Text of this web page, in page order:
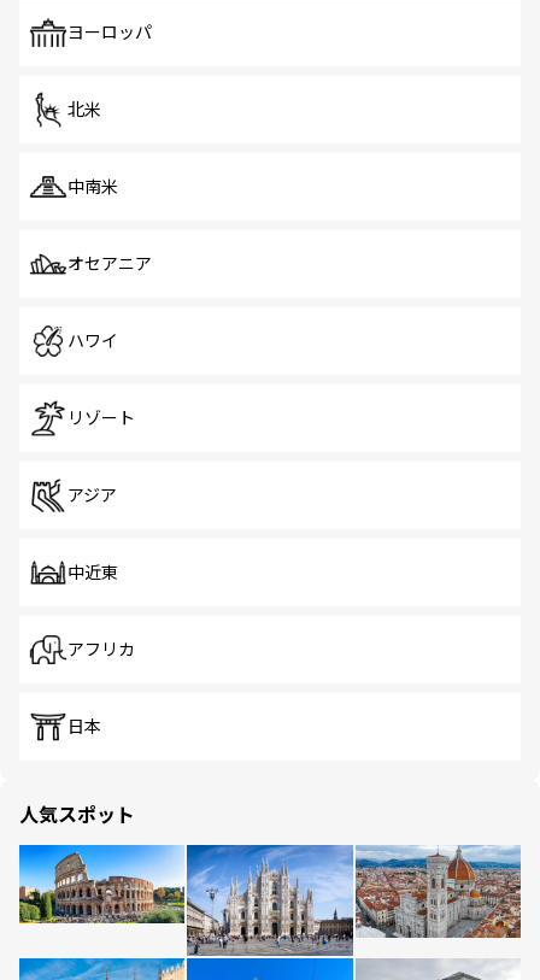
で、ホーカーズは地元の風情を楽しめる外せないスポット
ヨーロッパ
北米
中南米
オセアニア
ハワイ
リゾート
アジア
中近東
アフリカ
日本
人気スポット